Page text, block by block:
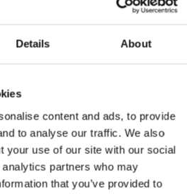
Details About
content and ads, to provide
to analyse our traffic. We also
your use of our site with our social
partners who may
that you’ve provided to